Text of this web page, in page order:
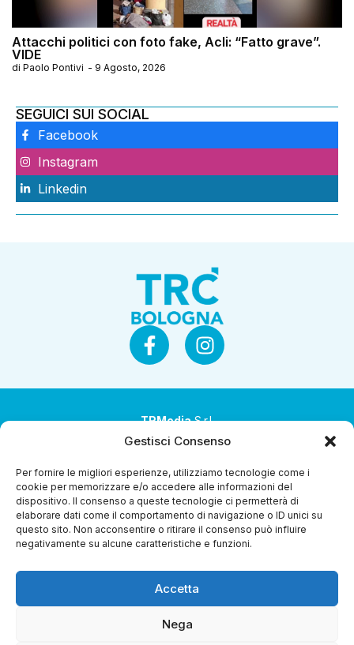
Gestisci Consenso
Per fornire le migliori esperienze, utilizziamo tecnologie come i
cookie per memorizzare e/o accedere alle informazioni del
dispositivo. Il consenso a queste tecnologie ci permetterà di
elaborare dati come il comportamento di navigazione o ID unici su
questo sito. Non acconsentire o ritirare il consenso può influire
negativamente su alcune caratteristiche e funzioni.
Accetta
Nega
Attacchi politici con foto fake, Acli: “Fatto grave”.
VIDE
di Paolo Pontivi - 9 Agosto, 2026
SEGUICI SUI SOCIAL
Facebook
Instagram
Linkedin
TRMediaS.r.l.
Società a socio unico
Società sottoposta ad attività di direzione e
coordinamento da parte di Coop Alleanza 3.0 Soc. Coop.
Sede legale: via Ragazzi del ’99 nr. 51 42124 Reggio Emilia
(RE)
Capitale sociale € 1.040.000 i.v.
Diretta Streaming